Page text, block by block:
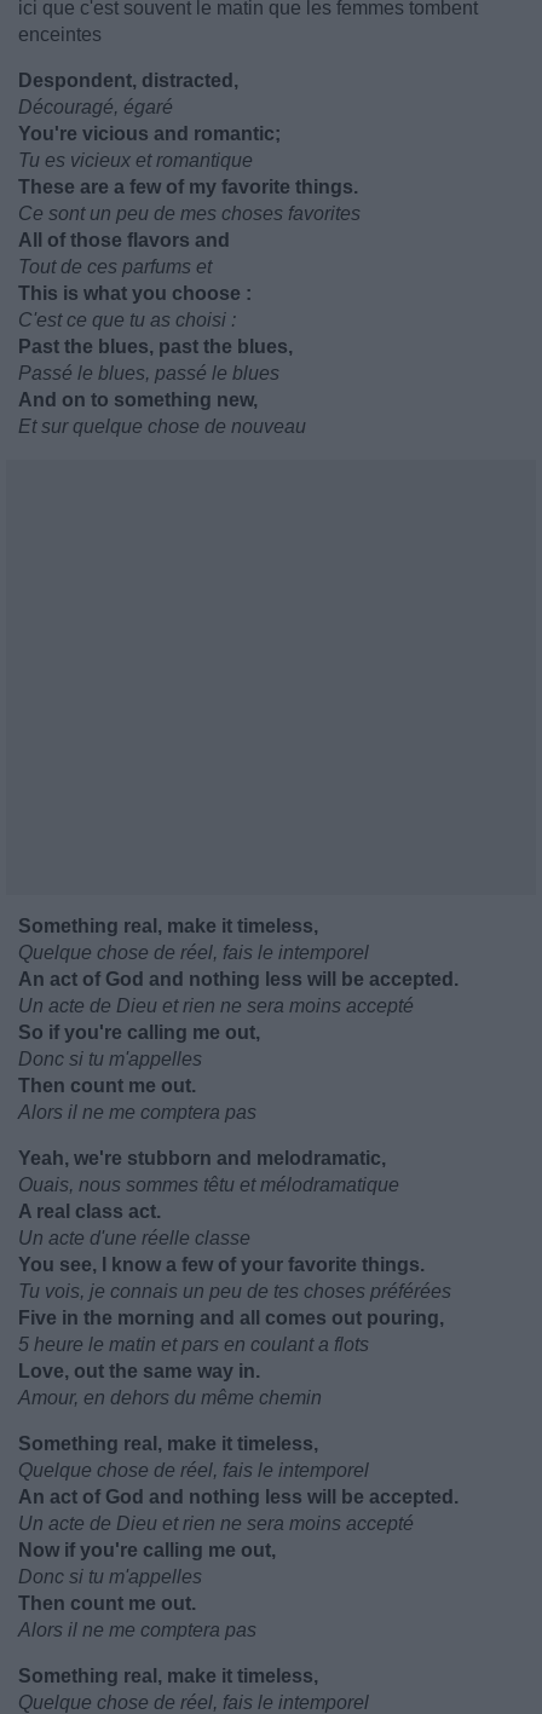
ici que c'est souvent le matin que les femmes tombent
enceintes
Despondent, distracted,
Découragé, égaré
You're vicious and romantic;
Tu es vicieux et romantique
These are a few of my favorite things.
Ce sont un peu de mes choses favorites
All of those flavors and
Tout de ces parfums et
This is what you choose :
C'est ce que tu as choisi :
Past the blues, past the blues,
Passé le blues, passé le blues
And on to something new,
Et sur quelque chose de nouveau
Something real, make it timeless,
Quelque chose de réel, fais le intemporel
An act of God and nothing less will be accepted.
Un acte de Dieu et rien ne sera moins accepté
So if you're calling me out,
Donc si tu m'appelles
Then count me out.
Alors il ne me comptera pas
Yeah, we're stubborn and melodramatic,
Ouais, nous sommes têtu et mélodramatique
A real class act.
Un acte d'une réelle classe
You see, I know a few of your favorite things.
Tu vois, je connais un peu de tes choses préférées
Five in the morning and all comes out pouring,
5 heure le matin et pars en coulant a flots
Love, out the same way in.
Amour, en dehors du même chemin
Something real, make it timeless,
Quelque chose de réel, fais le intemporel
An act of God and nothing less will be accepted.
Un acte de Dieu et rien ne sera moins accepté
Now if you're calling me out,
Donc si tu m'appelles
Then count me out.
Alors il ne me comptera pas
Something real, make it timeless,
Quelque chose de réel, fais le intemporel